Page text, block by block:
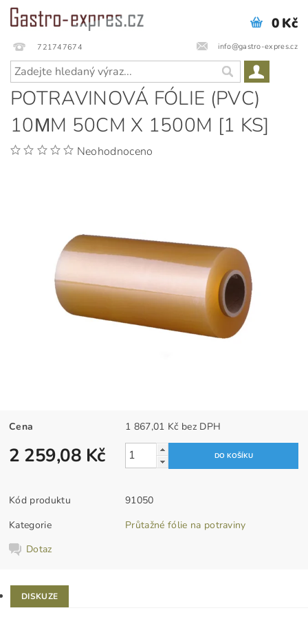
721747674 info@gastro-expres.cz
0 Kč
POTRAVINOVÁ FÓLIE (PVC)
10ΜM 50CM X 1500M [1 KS]
Neohodnoceno
Cena 1 867,01 Kč bez DPH
2 259,08 Kč
Kód produktu
91050
Kategorie
Průtažné fólie na potraviny
Dotaz
DISKUZE